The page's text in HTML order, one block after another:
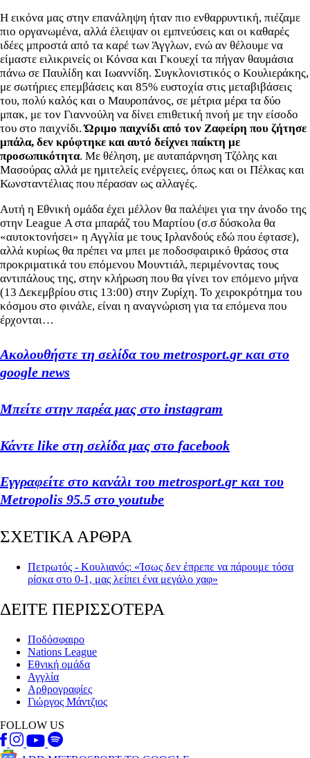
Η εικόνα μας στην επανάληψη ήταν πιο ενθαρρυντική, πιέζαμε
πιο οργανωμένα, αλλά έλειψαν οι εμπνεύσεις και οι καθαρές
ιδέες μπροστά από τα καρέ των Άγγλων, ενώ αν θέλουμε να
είμαστε ειλικρινείς οι Κόνσα και Γκουεχί τα πήγαν θαυμάσια
πάνω σε Παυλίδη και Ιωαννίδη. Συγκλονιστικός ο Κουλιεράκης,
με σωτήριες επεμβάσεις και 85% ευστοχία στις μεταβιβάσεις
του, πολύ καλός και ο Μαυροπάνος, σε μέτρια μέρα τα δύο
μπακ, με τον Γιαννούλη να δίνει επιθετική πνοή με την είσοδο
του στο παιχνίδι.Ώριμο παιχνίδι από τον Ζαφείρη που ζήτησε
μπάλα, δεν κρύφτηκε και αυτό δείχνει παίκτη με
προσωπικότητα. Με θέληση, με αυταπάρνηση Τζόλης και
Μασούρας αλλά με ημιτελείς ενέργειες, όπως και οι Πέλκας και
Κωνσταντέλιας που πέρασαν ως αλλαγές.
Αυτή η Εθνική ομάδα έχει μέλλον θα παλέψει για την άνοδο της
στην League Α στα μπαράζ του Μαρτίου (σ.σ δύσκολα θα
«αυτοκτονήσει» η Αγγλία με τους Ιρλανδούς εδώ που έφτασε),
αλλά κυρίως θα πρέπει να μπει με ποδοσφαιρικό θράσος στα
προκριματικά του επόμενου Μουντιάλ, περιμένοντας τους
αντιπάλους της, στην κλήρωση που θα γίνει τον επόμενο μήνα
(13 Δεκεμβρίου στις 13:00) στην Ζυρίχη. Το χειροκρότημα του
κόσμου στο φινάλε, είναι η αναγνώριση για τα επόμενα που
έρχονται…
Ακολουθήστε τη σελίδα του metrosport.gr και στο
google news
Μπείτε στην παρέα μας στο instagram
Κάντε like στη σελίδα μας στο facebook
Εγγραφείτε στο κανάλι του metrosport.gr και του
Metropolis 95.5 στο youtube
ΣΧΕΤΙΚΑ ΑΡΘΡΑ
Πετρωτός - Κουλιανός: «Ίσως δεν έπρεπε να πάρουμε τόσα
ρίσκα στο 0-1, μας λείπει ένα μεγάλο χαφ»
ΔΕΙΤΕ ΠΕΡΙΣΣΟΤΕΡΑ
Ποδόσφαιρο
Nations League
Εθνική ομάδα
Αγγλία
Αρθρογραφίες
Γιώργος Μάντζιος
FOLLOW US